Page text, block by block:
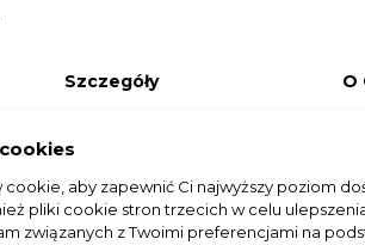
Szczegóły O
cookie, aby zapewnić Ci najwyższy poziom
pliki cookie stron trzecich w celu ulepszenia
związanych z Twoimi preferencjami na